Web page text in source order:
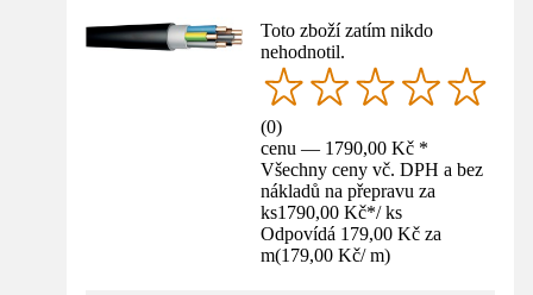
Toto zboží zatím nikdo
nehodnotil.
(0)
cenu — 1790,00 Kč *
Všechny ceny vč. DPH a bez
nákladů na přepravu za
ks1790,00 Kč*/ ks
Odpovídá 179,00 Kč za
m(179,00 Kč/ m)